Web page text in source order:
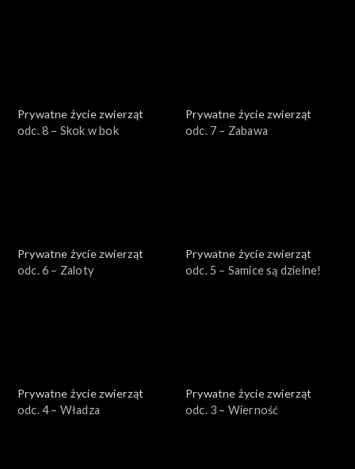
Prywatne życie zwierząt
odc. 8 – Skok w bok
Prywatne życie zwierząt
odc. 7 – Zabawa
Prywatne życie zwierząt
odc. 6 – Zaloty
Prywatne życie zwierząt
odc. 5 – Samice są dzielne!
Prywatne życie zwierząt
odc. 4 – Władza
Prywatne życie zwierząt
odc. 3 – Wierność